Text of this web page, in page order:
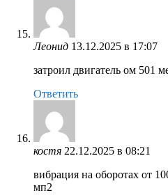
Леонид 13.12.2025 в 17:07
затроил двигатель ом 501
Ответить
костя 22.12.2025 в 08:21
вибрация на оборотах от
мп2